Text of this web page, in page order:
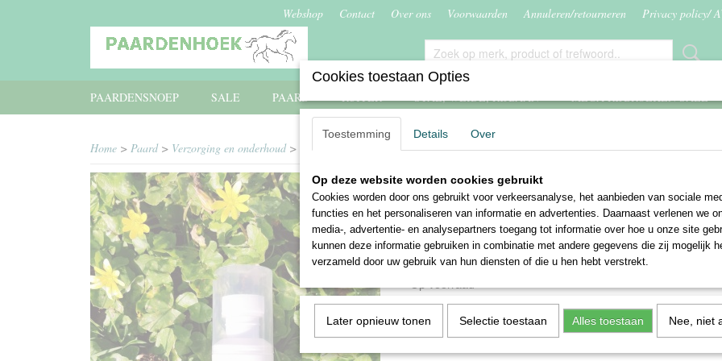
Webshop Contact Over ons Voorwaarden Annuleren/retourneren Privacy policy/
PAARDENSNOEP SALE PAARD RUITER STAL, WEIDE, RIJBAAN MEGA RIJBROEKEN SALE
Home > Paard> Verzorging en onderhoud> Shampoo, anti-klit, vliegenspray, etc>Paardenhoek Equi Zzomer spray Fresh spons-on
Paardenhoek Equi
Fresh spons-on
€ 7,50 (inclusief btw 21%)
Aantal
Cookies toestaan Opties
Toestemming Details Over
Op deze website worden cookies gebruikt
Cookies worden door ons gebruikt voor verkeersanalyse, het aanbieden van sociale
functies en het personaliseren van informatie en advertenties. Daarnaast verlenen we
media-, advertentie- en analysepartners toegang tot informatie over hoe u onze site
kunnen deze informatie gebruiken in combinatie met andere gegevens die zij mogelijk
verzameld door uw gebruik van hun diensten of die u hen hebt verstrekt.
Later opnieuw tonen Selectie toestaan Alles toestaan Nee, niet